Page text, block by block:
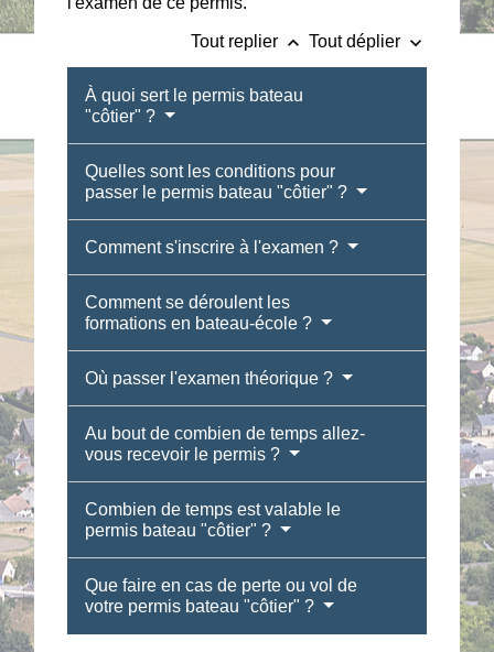
Tout replier keyboard_arrow_up Tout déplier keyboard_arrow_down
À quoi sert le permis bateau
"côtier" ?
Quelles sont les conditions pour
passer le permis bateau "côtier" ?
Comment s'inscrire à l'examen ?
Comment se déroulent les
formations en bateau-école ?
Où passer l'examen théorique ?
Au bout de combien de temps allez-
vous recevoir le permis ?
Combien de temps est valable le
permis bateau "côtier" ?
Que faire en cas de perte ou vol de
votre permis bateau "côtier" ?